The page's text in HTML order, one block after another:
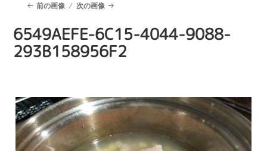
前の画像 次の画像
6549AEFE-6C15-4044-9088-
293B158956F2